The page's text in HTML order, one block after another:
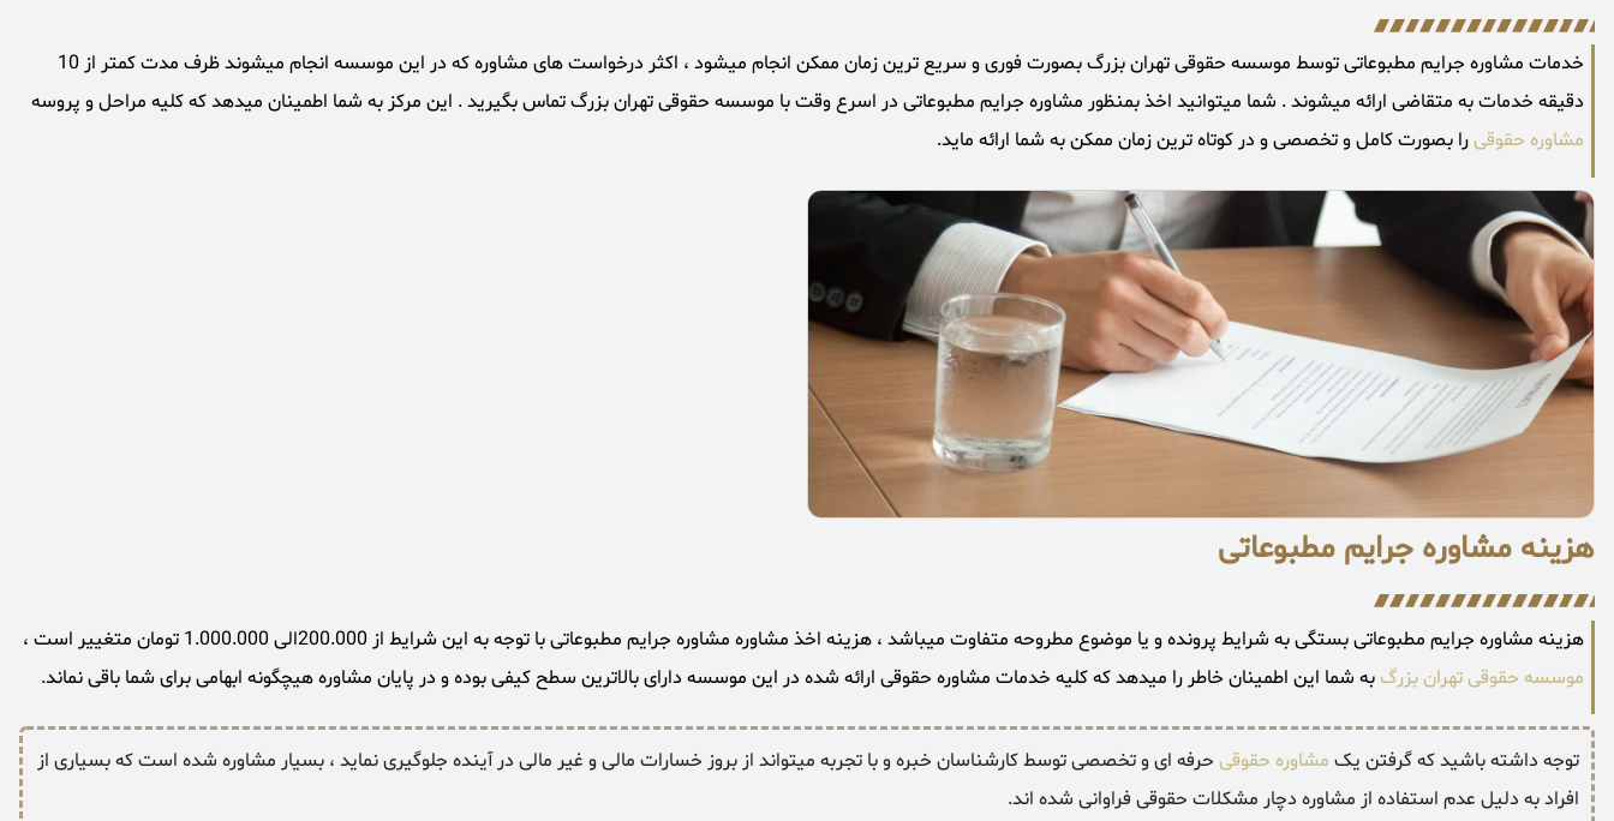
خدمات مشاوره جرایم مطبوعاتی توسط موسسه حقوقی تهران بزرگ بصورت فوری و سریع ترین زمان ممکن انجام میشود ، اکثر درخواست های مشاوره که در این موسسه انجام میشوند ظرف مدت کمتر از 10
دقیقه خدمات به متقاضی ارائه میشوند . شما میتوانید اخذ بمنظور مشاوره جرایم مطبوعاتی در اسرع وقت با موسسه حقوقی تهران بزرگ تماس بگیرید . این مرکز به شما اطمینان میدهد که کلیه مراحل و پروسه
مشاوره حقوقیرا بصورت کامل و تخصصی و در کوتاه ترین زمان ممکن به شما ارائه ماید.
هزینه مشاوره جرایم مطبوعاتی
هزینه مشاوره جرایم مطبوعاتی بستگی به شرایط پرونده و یا موضوع مطروحه متفاوت میباشد ، هزینه اخذ مشاوره مشاوره جرایم مطبوعاتی با توجه به این شرایط از 200.000الی 1.000.000 تومان متغییر است ،
موسسه حقوقی تهران بزرگبه شما این اطمینان خاطر را میدهد که کلیه خدمات مشاوره حقوقی ارائه شده در این موسسه دارای بالاترین سطح کیفی بوده و در پایان مشاوره هیچگونه ابهامی برای شما باقی نماند.
توجه داشته باشید که گرفتن یک مشاوره حقوقی حرفه ای و تخصصی توسط کارشناسان خبره و با تجربه میتواند از بروز خسارات مالی و غیر مالی در آینده جلوگیری نماید ، بسیار مشاوره شده است که بسیاری از
افراد به دلیل عدم استفاده از مشاوره دچار مشکلات حقوقی فراوانی شده اند.